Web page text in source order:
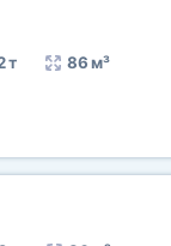
т 86 м³